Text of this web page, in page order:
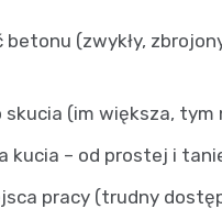
betonu (zwykły,
skucia (im większa,
kucia – od prostej i
pracy (trudny